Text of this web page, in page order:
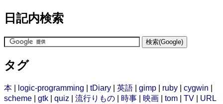
日記内検索
タグ
本 logic-programming tDiary 英語 gimp ruby cygwin
scheme
gtk quiz 流行りもの 時事 映画 tom TV
URL